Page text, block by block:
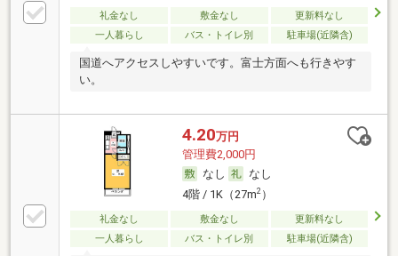
礼金なし 敷金なし
更新料なし
一人暮らし
バス・トイレ別 駐車場(近隣含)
国道へアクセスしやすいです。富士方面へも行きやす
い。
4.20万円
管理費2,000円
なし
なし
4階 / 1K（27m2）
礼金なし 敷金なし
更新料なし
一人暮らし
バス・トイレ別 駐車場(近隣含)